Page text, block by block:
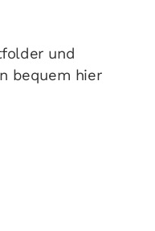
und
bequem hier